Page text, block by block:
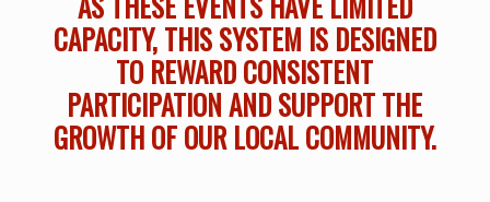
CAPACITY, THIS SYSTEM IS DESIGNED
TO REWARD CONSISTENT
PARTICIPATION AND SUPPORT THE
GROWTH OF OUR LOCAL COMMUNITY.